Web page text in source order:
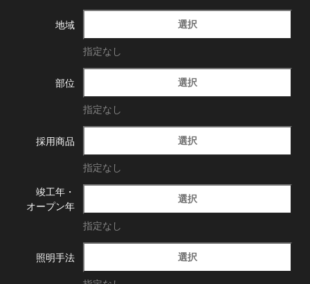
地域 選択
指定なし
部位 選択
指定なし
採用商品 選択
指定なし
竣工年・
オープン年
選択
指定なし
照明手法 選択